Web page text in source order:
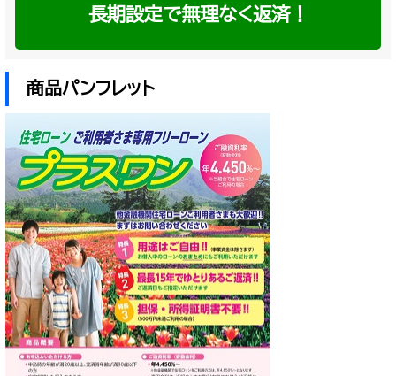
長期設定で無理なく返済！
商品パンフレット